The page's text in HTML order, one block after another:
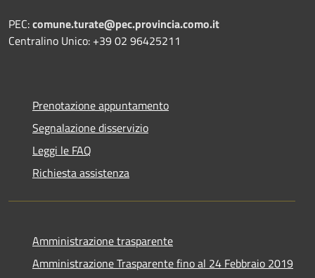
PEC:comune.turate@pec.provincia.como.it
Centralino Unico: +39 02 96425211
Prenotazione appuntamento
Segnalazione disservizio
Leggi le FAQ
Richiesta assistenza
Amministrazione trasparente
Amministrazione Trasparente fino al 24 Febbraio 2019